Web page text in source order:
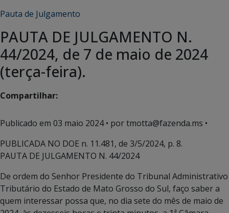
Pauta de Julgamento
PAUTA DE JULGAMENTO N.
44/2024, de 7 de maio de 2024
(terça-feira).
Compartilhar:
Publicado em 03 maio 2024• por tmotta@fazenda.ms •
PUBLICADA NO DOE n. 11.481, de 3/5/2024, p. 8.
PAUTA DE JULGAMENTO N. 44/2024
De ordem do Senhor Presidente do Tribunal Administrativo
Tributário do Estado de Mato Grosso do Sul, faço saber a
quem interessar possa que, no dia sete do mês de maio de